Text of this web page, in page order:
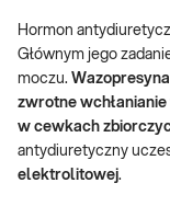
Hormon
Głównym jego
moczu.
zwrotne
w cewkach
antydiuretyczny
elektrolitowej.